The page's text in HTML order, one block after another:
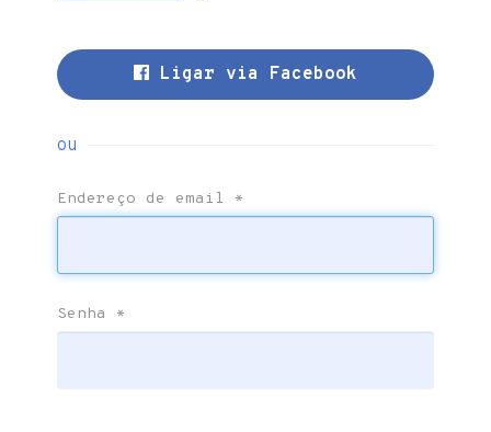
Ligar via Facebook
ou
Endereço de email *
Senha *